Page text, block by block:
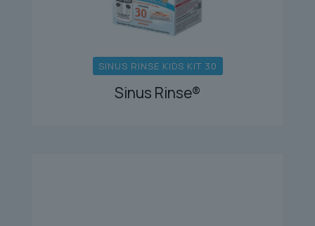
SINUS RINSE KIDS KIT 30
Sinus Rinse®